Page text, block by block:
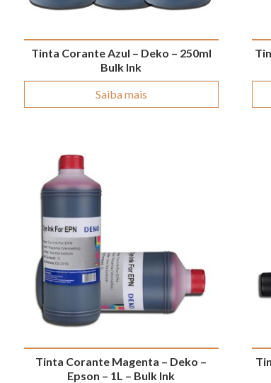
Tinta Corante Azul – Deko – 250ml
Bulk Ink
Saiba mais
Tinta Corante Magenta – Deko –
Epson – 1L – Bulk Ink